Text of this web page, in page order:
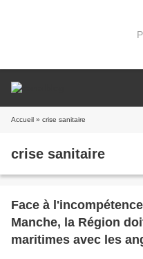
Accueil » crise sanitaire
crise sanitaire
Face à
Manche, la Région
maritimes avec les